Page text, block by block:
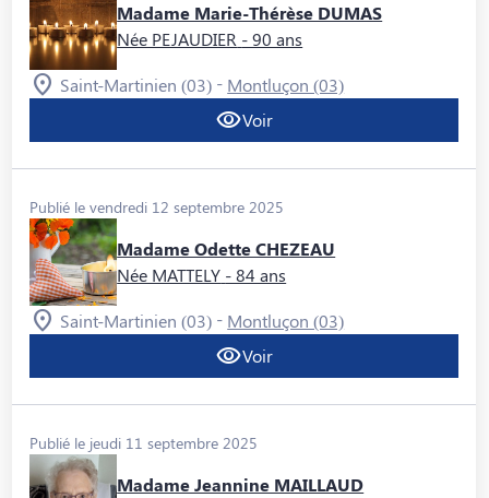
Madame Marie-Thérèse DUMAS
Née PEJAUDIER - 90 ans
Saint-Martinien (03) - Montluçon (03)
Voir
Publié le vendredi 12 septembre 2025
Madame Odette CHEZEAU
Née MATTELY - 84 ans
Saint-Martinien (03) - Montluçon (03)
Voir
Publié le jeudi 11 septembre 2025
Madame Jeannine MAILLAUD